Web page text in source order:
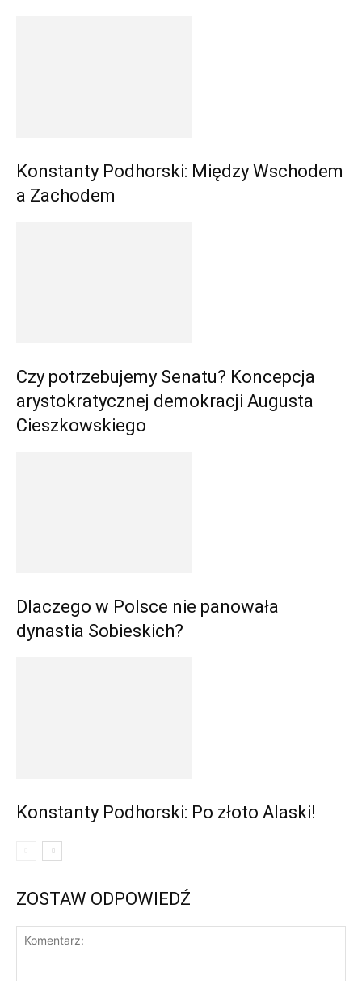
Konstanty Podhorski: Między Wschodem
a Zachodem
Czy potrzebujemy Senatu? Koncepcja
arystokratycznej demokracji Augusta
Cieszkowskiego
Dlaczego w Polsce nie panowała
dynastia Sobieskich?
Konstanty Podhorski: Po złoto Alaski!
ZOSTAW ODPOWIEDŹ